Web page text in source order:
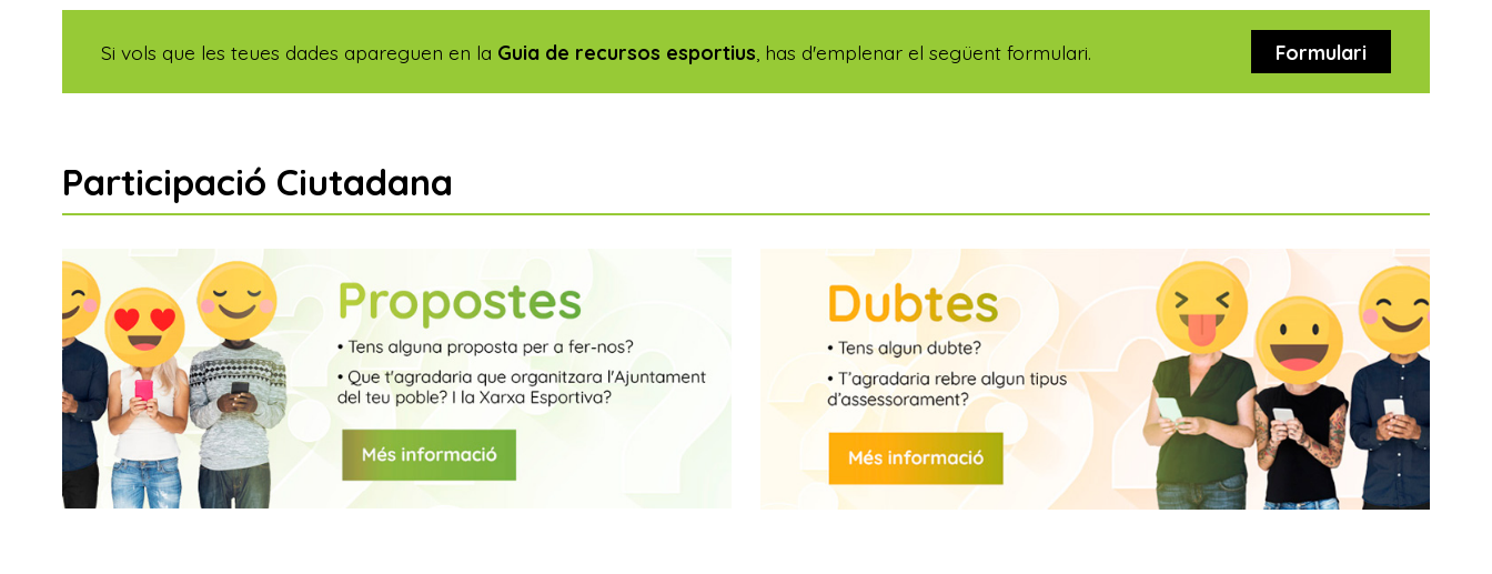
Si vols que les teues dades apareguen en la Guia de recursos esportius , has d'emplenar el següent formulari. Formulari
Participació Ciutadana